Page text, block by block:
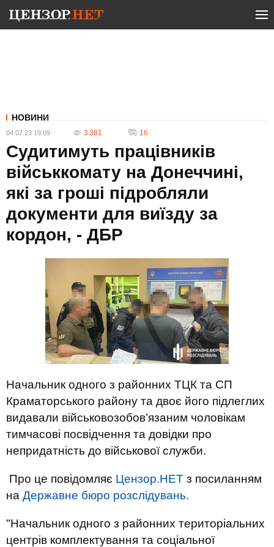
НОВИНИ
04.07.23 19:09 3 381 16
Судитимуть працівників
військкомату на Донеччині,
які за гроші підробляли
документи для виїзду за
кордон, - ДБР
Начальник одного з районних ТЦК та СП
Краматорського району та двоє його підлеглих
видавали військовозобов’язаним чоловікам
тимчасові посвідчення та довідки про
непридатність до військової служби.
Про це повідомляє Цензор.НЕТ з посиланням
на Державне бюро розслідувань.
"Начальник одного з районних територіальних
центрів комплектування та соціальної